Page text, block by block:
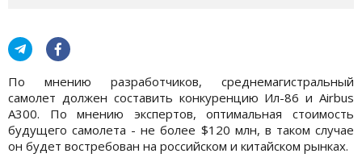
По мнению разработчиков, среднемагистральный
самолет должен составить конкуренцию Ил-86 и Airbus
A300. По мнению экспертов, оптимальная стоимость
будущего самолета - не более $120 млн, в таком случае
он будет востребован на российском и китайском рынках.